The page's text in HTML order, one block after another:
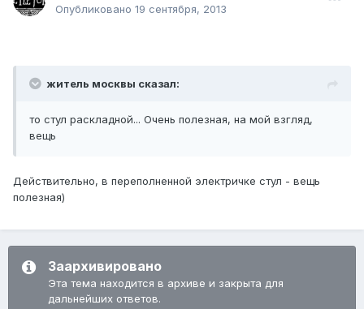
Опубликовано 19 сентября, 2013
житель москвы сказал:
то стул раскладной... Очень полезная, на мой взгляд,
вещь
Действительно, в переполненной электричке стул - вещь
полезная)
Заархивировано
Эта тема находится в архиве и закрыта для
дальнейших ответов.